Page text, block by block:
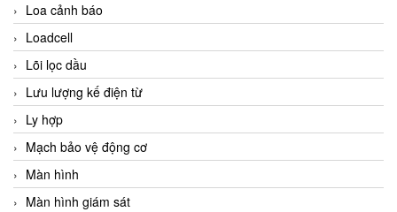
Loa cảnh báo
Loadcell
Lõi lọc dầu
Lưu lượng kế điện từ
Ly hợp
Mạch bảo vệ động cơ
Màn hình
Màn hình giám sát